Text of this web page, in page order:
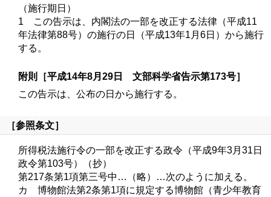
（施行期日）
1 この告示は、内閣法の一部を改正する法律（平成11
年法律第88号）の施行の日（平成13年1月6日）から施行
する。
附則［平成14年8月29日 文部科学省告示第173号］
この告示は、公布の日から施行する。
［参照条文］
所得税法施行令の一部を改正する政令（平成9年3月31日
政令第103号）（抄）
第217条第1項第三号中…（略）…次のように加える。
カ 博物館法第2条第1項に規定する博物館（青少年教育